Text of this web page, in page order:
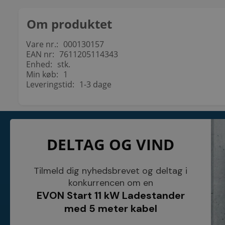
Om produktet
Vare nr.: 000130157
EAN nr: 7611205114343
Enhed: stk.
Min køb: 1
Leveringstid: 1-3 dage
NETSALG EL & VVS APS
Søndergårdsvej 44
Danmark
E-mail: info@elvvs.dk
Åbningstider
Privatlivspolitik
DELTAG OG VIND
Tilmeld dig nyhedsbrevet og deltag i
konkurrencen om en
EVON Start 11 kW Ladestander
med 5 meter kabel